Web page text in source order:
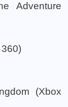
Adventure
(Xbox